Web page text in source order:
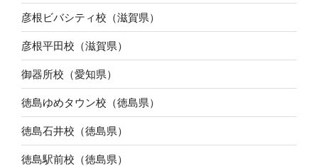
彦根ビバシティ校（滋賀県）
彦根平田校（滋賀県）
御器所校（愛知県）
徳島ゆめタウン校（徳島県）
徳島石井校（徳島県）
徳島駅前校（徳島県）